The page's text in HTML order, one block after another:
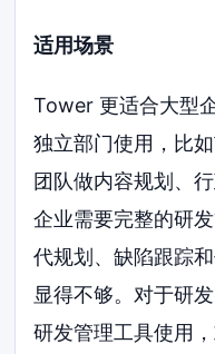
适用场景
Tower 更适合大型
独立部门使用，比
团队做内容规划、
企业需要完整的研
代规划、缺陷跟踪
显得不够。对于研
研发管理工具使用